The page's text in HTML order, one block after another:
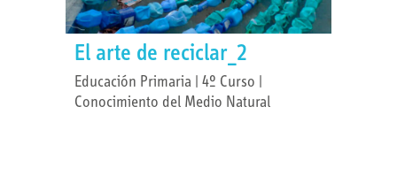
El arte de reciclar_2
Educación Primaria | 4º Curso |
Conocimiento del Medio Natural